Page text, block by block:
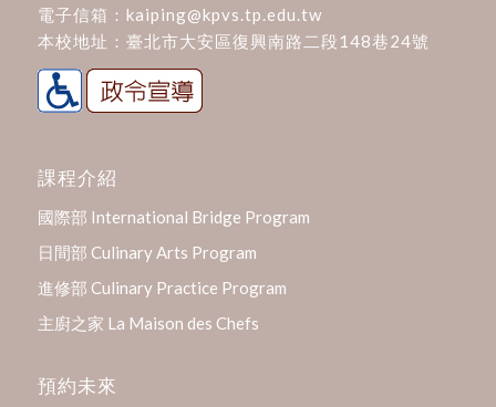
電子信箱： kaiping@kpvs.tp.edu.tw
本校地址： 臺北市大安區復興南路二段148巷24號
課程介紹
國際部 International Bridge Program
日間部 Culinary Arts Program
進修部 Culinary Practice Program
主廚之家 La Maison des Chefs
預約未來